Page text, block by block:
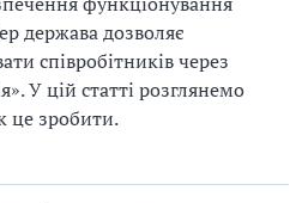
держава дозволяє
співробітників через
У цій статті розглянемо
це зробити.